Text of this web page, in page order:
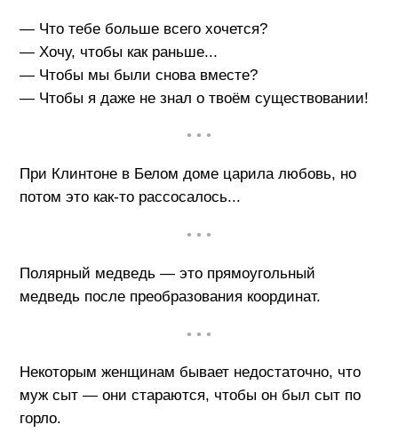
— Что тебе больше всего хочется?
— Хочу, чтобы как раньше...
— Чтобы мы были снова вместе?
— Чтобы я даже не знал о твоём существовании!
• • •
При Клинтоне в Белом доме царила любовь, но
потом это как-то рассосалось...
• • •
Полярный медведь — это прямоугольный
медведь после преобразования координат.
• • •
Некоторым женщинам бывает недостаточно, что
муж сыт — они стараются, чтобы он был сыт по
горло.